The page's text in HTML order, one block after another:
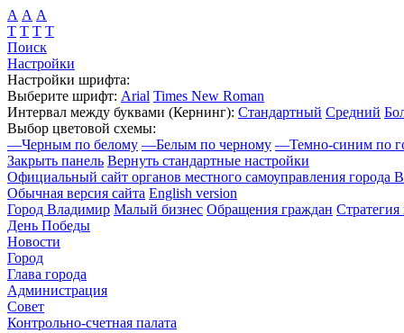
А А А
Т Т Т Т
Поиск
Настройки
Настройки шрифта:
Выберите шрифт: Arial Times New Roman
Интервал между буквами (Кернинг): Стандартный Средний
Выбор цветовой схемы:
—Черным по белому —Белым по черному —Темно-синим по
Закрыть панель Вернуть стандартные настройки
Официальный сайт органов местного самоуправления города
Обычная версия сайта English version
Город Владимир Малый бизнес Обращения граждан Стратегия
День Победы
Новости
Город
Глава города
Администрация
Совет
Контрольно-счетная палата